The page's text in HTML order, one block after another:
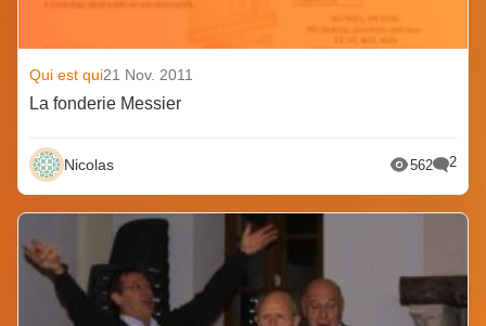
Qui est qui21 Nov. 2011
La fonderie Messier
Nicolas 562 2